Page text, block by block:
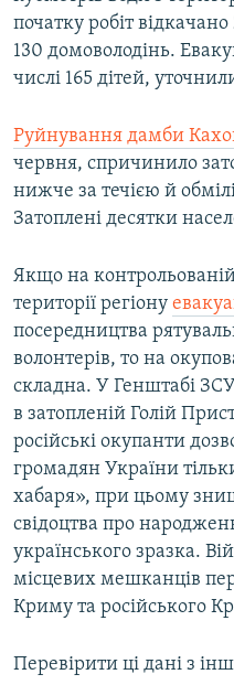
початку робіт
130 домоволодінь.
числі 165 дітей,
Руйнування дамби
червня, спричинило
нижче за течією й
Затоплені десятки
Якщо на
території регіону
посередництва
волонтерів, то на
складна. У Генштабі
в затопленій Голій
російські окупанти
громадян України
хабаря», при цьому
свідоцтва про
українського зразка.
місцевих мешканців
Криму та російського
Перевірити ці дані з